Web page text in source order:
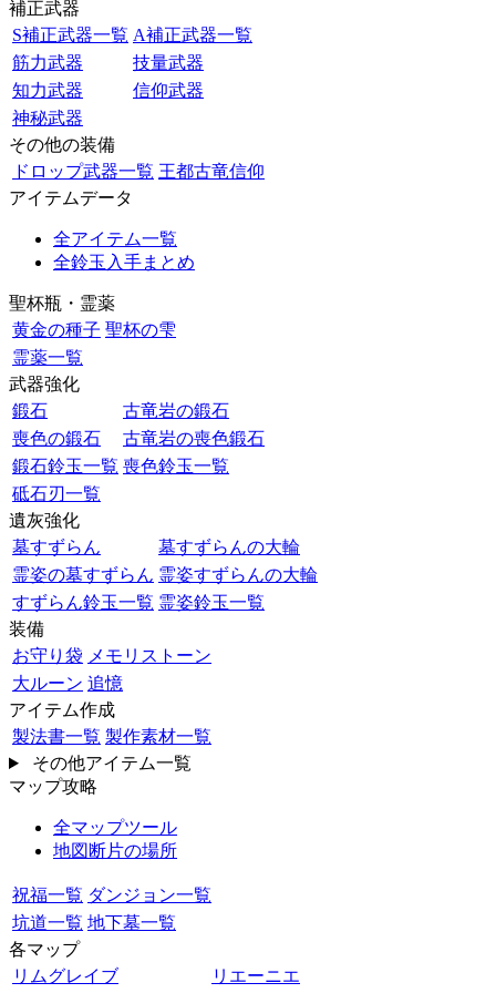
補正武器
S補正武器一覧 A補正武器一覧
筋力武器
技量武器
知力武器
信仰武器
神秘武器
その他の装備
ドロップ武器一覧 王都古竜信仰
アイテムデータ
全アイテム一覧
全鈴玉入手まとめ
聖杯瓶・霊薬
黄金の種子 聖杯の雫
霊薬一覧
武器強化
鍛石
古竜岩の鍛石
喪色の鍛石
古竜岩の喪色鍛石
鍛石鈴玉一覧 喪色鈴玉一覧
砥石刃一覧
遺灰強化
墓すずらん
墓すずらんの大輪
霊姿の墓すずらん 霊姿すずらんの大輪
すずらん鈴玉一覧 霊姿鈴玉一覧
装備
お守り袋 メモリストーン
大ルーン 追憶
アイテム作成
製法書一覧 製作素材一覧
その他アイテム一覧
マップ攻略
全マップツール
地図断片の場所
祝福一覧 ダンジョン一覧
坑道一覧 地下墓一覧
各マップ
リムグレイブ
リエーニエ